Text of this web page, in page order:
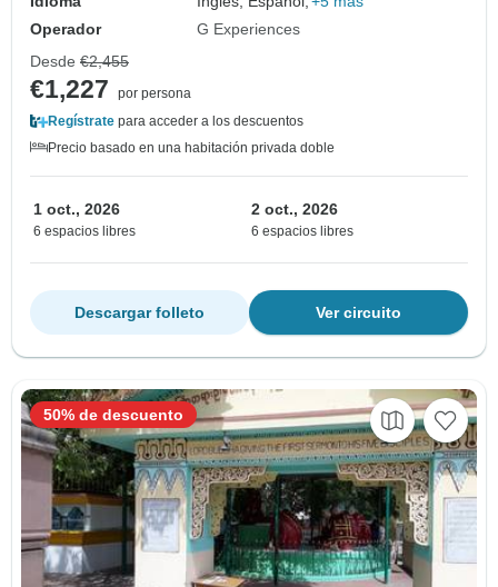
Operador
G Experiences
Desde €2,455
€1,227
por persona
Regístrate para acceder a los descuentos
Precio basado en una habitación privada doble
1 oct., 2026
6 espacios libres
2 oct., 2026
6 espacios libres
Ver circuito
Descargar folleto
50% de descuento